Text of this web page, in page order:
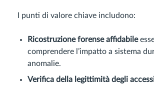
I punti di valore chiave includono:
Ricostruzione forense affidabile
comprendere l’impatto a sistema
anomalie.
Verifica della legittimità degli